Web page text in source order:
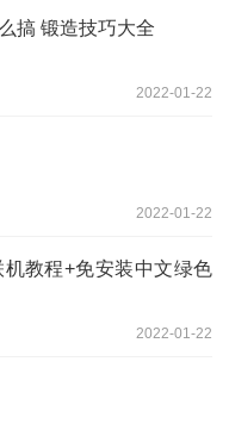
搞 锻造技巧大全
2022-01-22
2022-01-22
机教程+免安装中文绿色
2022-01-22